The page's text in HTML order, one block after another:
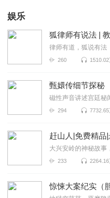
娱乐
狐律师有说法 |
律师有道，狐说有法
260
甄嬛传细节探秘
磁性声音讲述宫廷秘
294 7732.65
赶山人|免费精品
大兴安岭的神秘故事
233 2264.16
惊悚大案纪实（